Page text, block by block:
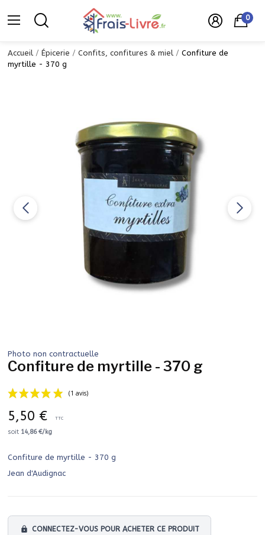
0
Accueil Épicerie Confits, confitures & miel
Confiture de
myrtille - 370 g
Photo non contractuelle
Confiture de myrtille - 370 g
(1 avis)
5,50 € TTC
soit 14,86 €/kg
Confiture de myrtille - 370 g
Jean d'Audignac
lock CONNECTEZ-VOUS POUR ACHETER CE PRODUIT